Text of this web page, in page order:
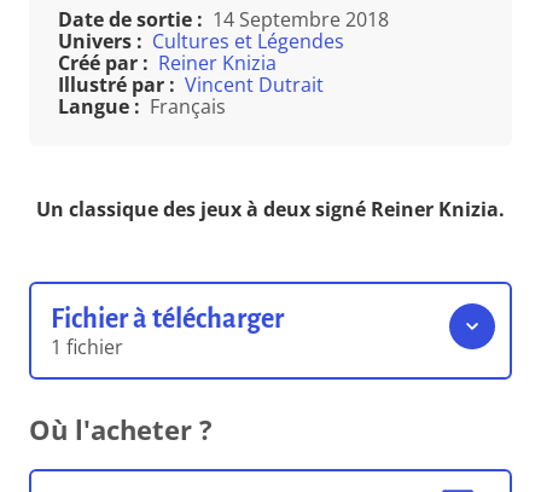
Date de sortie : 14 Septembre 2018
Univers : Cultures et Légendes
Créé par : Reiner Knizia
Illustré par : Vincent Dutrait
Langue : Français
Un classique des jeux à deux signé Reiner Knizia.
Fichier à télécharger
1 fichier
Règles du jeu
0.00 o Format pdf
Où l'acheter ?